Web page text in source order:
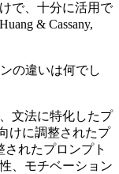
で、十分に活用で
& Cassany,
の違いは何でし
文法に特化したプ
けに調整されたプ
れたプロンプト
、モチベーション